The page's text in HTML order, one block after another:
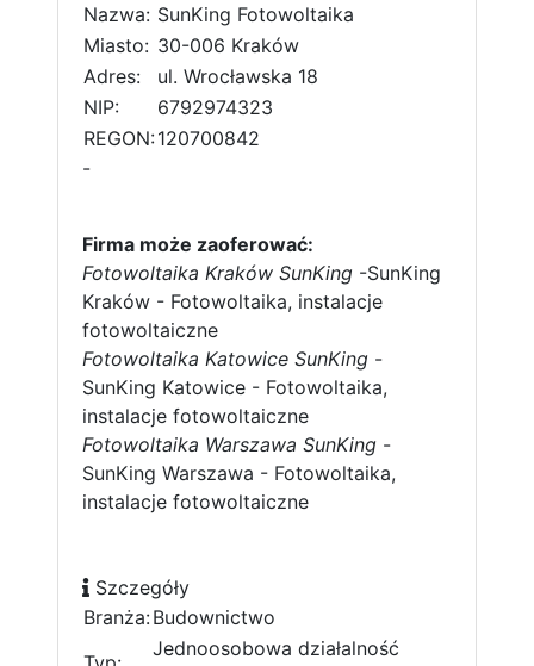
Nazwa: SunKing Fotowoltaika
Miasto: 30-006 Kraków
Adres:
ul. Wrocławska 18
NIP:
6792974323
REGON:120700842
-
Firma może zaoferować:
Fotowoltaika Kraków SunKing -SunKing
Kraków - Fotowoltaika, instalacje
fotowoltaiczne
Fotowoltaika Katowice SunKing -
SunKing Katowice - Fotowoltaika,
instalacje fotowoltaiczne
Fotowoltaika Warszawa SunKing -
SunKing Warszawa - Fotowoltaika,
instalacje fotowoltaiczne
Szczegóły
Branża:Budownictwo
Jednoosobowa działalność